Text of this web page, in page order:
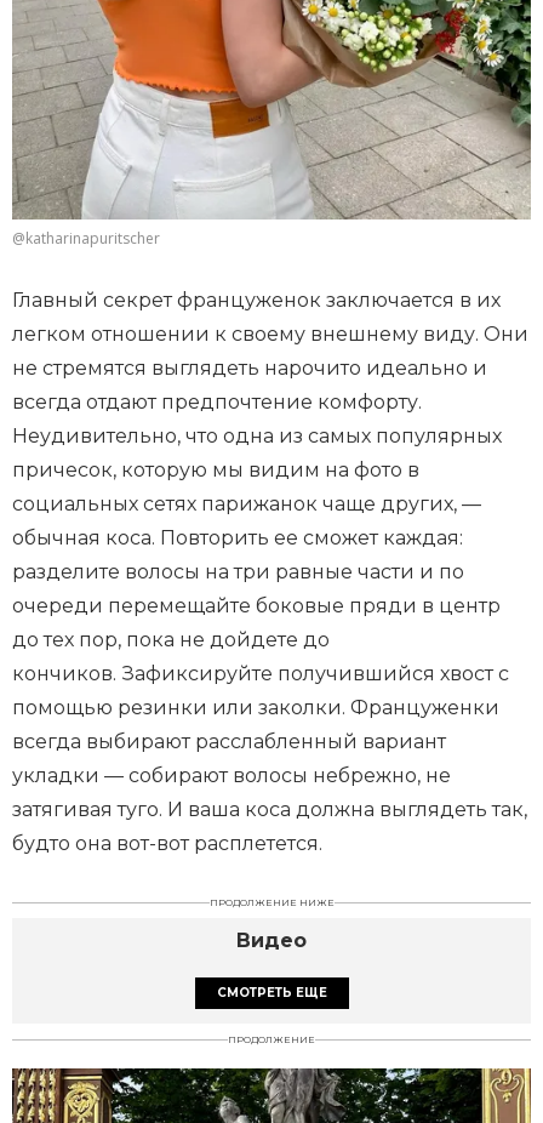
@katharinapuritscher
Главный секрет француженок заключается в их
легком отношении к своему внешнему виду. Они
не стремятся выглядеть нарочито идеально и
всегда отдают предпочтение комфорту.
Неудивительно, что одна из самых популярных
причесок, которую мы видим на фото в
социальных сетях парижанок чаще других, —
обычная коса. Повторить ее сможет каждая:
разделите волосы на три равные части и по
очереди перемещайте боковые пряди в центр
до тех пор, пока не дойдете до
кончиков. Зафиксируйте получившийся хвост с
помощью резинки или заколки. Француженки
всегда выбирают расслабленный вариант
укладки — собирают волосы небрежно, не
затягивая туго. И ваша коса должна выглядеть так,
будто она вот-вот расплетется.
ПРОДОЛЖЕНИЕ НИЖЕ
Видео
СМОТРЕТЬ ЕЩЕ
ПРОДОЛЖЕНИЕ